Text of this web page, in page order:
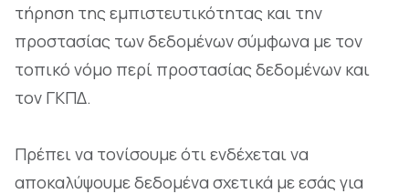
τήρηση της εμπιστευτικότητας και την
προστασίας των δεδομένων σύμφωνα με τον
τοπικό νόμο περί προστασίας δεδομένων και
τον ΓΚΠΔ.
Πρέπει να τονίσουμε ότι ενδέχεται να
αποκαλύψουμε δεδομένα σχετικά με εσάς για